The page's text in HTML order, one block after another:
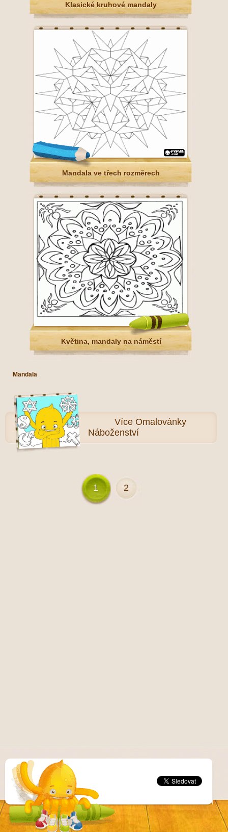
Klasické kruhové mandaly
Mandala ve třech rozměrech
Květina, mandaly na náměstí
Mandala
VíceOmalovánky
Náboženství
1 2